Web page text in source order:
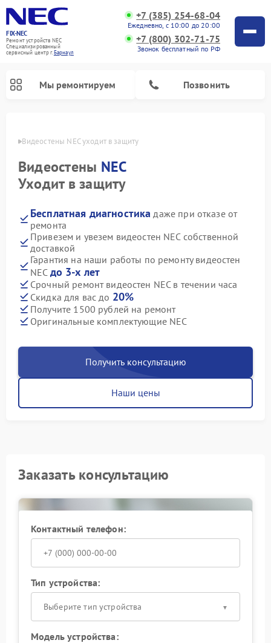
FIX-NEC
Ремонт устройств NEC
Специализированный
cервисный центр г.Барнаул
+7 (385) 254-68-04
Ежедневно, с 10:00 до 20:00
+7 (800) 302-71-75
Звонок бесплатный по РФ
Мы ремонтируем Позвонить
Видеостены NEC уходит в защиту
Видеостены NEC
Уходит в защиту
Бесплатная диагностика даже при отказе от
ремонта
Привезем и увезем видеостен NEC собственной
доставкой
Гарантия на наши работы по ремонту видеостен
NEC до 3-х лет
Срочный ремонт видеостен NEC в течении часа
Скидка для вас до 20%
Получите 1500 рублей на ремонт
Оригинальные комплектующие NEC
Получить консультацию
Наши цены
Заказать консультацию
Контактный телефон:
Тип устройства:
Выберите тип устройства
Модель устройства: